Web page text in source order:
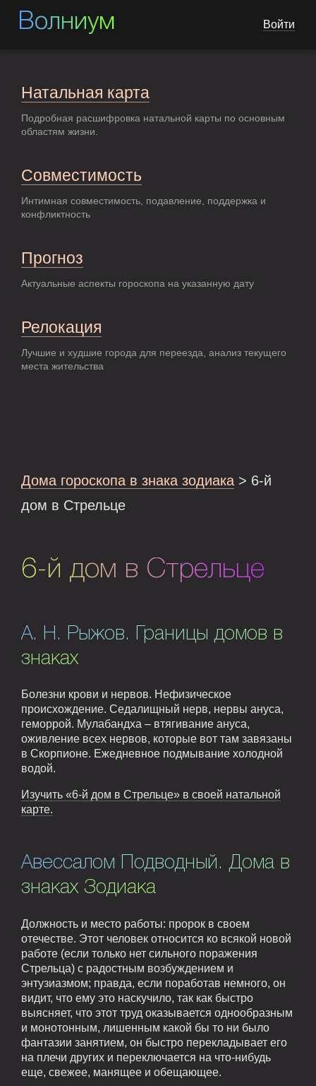
Волниум Войти
Натальная карта
Подробная расшифровка натальной карты по основным
областям жизни.
Совместимость
Интимная совместимость, подавление, поддержка и
конфликтность
Прогноз
Актуальные аспекты гороскопа на указанную дату
Релокация
Лучшие и худшие города для переезда, анализ текущего
места жительства
Дома гороскопа в знака зодиака > 6-й
дом в Стрельце
6-й дом в Стрельце
А. Н. Рыжов. Границы домов в
знаках
Болезни крови и нервов. Нефизическое
происхождение. Седалищный нерв, нервы ануса,
геморрой. Мулабандха – втягивание ануса,
оживление всех нервов, которые вот там завязаны
в Скорпионе. Ежедневное подмывание холодной
водой.
Изучить «6-й дом в Стрельце» в своей натальной
карте.
Авессалом Подводный. Дома в
знаках Зодиака
Должность и место работы: пророк в своем
отечестве. Этот человек относится ко всякой новой
работе (если только нет сильного поражения
Стрельца) с радостным возбуждением и
энтузиазмом; правда, если поработав немного, он
видит, что ему это наскучило, так как быстро
выясняет, что этот труд оказывается однообразным
и монотонным, лишенным какой бы то ни было
фантазии занятием, он быстро перекладывает его
на плечи других и переключается на что-нибудь
еще, свежее, манящее и обещающее.